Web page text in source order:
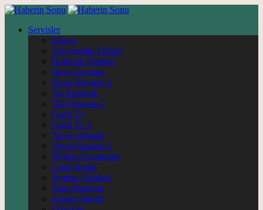
Servisler
Künye
Vizyondaki Filmler
Haftanin Filmleri
Hava Durumu
Hava Durumu 2
Yol Durumu
Yol Durumu 2
Canlı Tv
Canlı Tv 2
Yayın Akışları
Yayın Akışları 2
Nöbetçi Eczaneler
Canlı Borsa
Namaz Vakitleri
Puan Durumu
Kripto Paralar